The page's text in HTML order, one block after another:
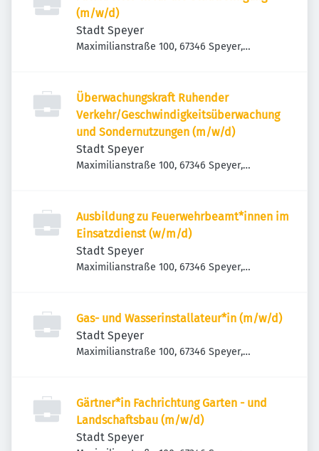
(m/w/d)
Stadt Speyer
Maximilianstraße 100, 67346 Speyer,
Überwachungskraft Ruhender
Verkehr/Geschwindigkeitsüberwachung
und Sondernutzungen (m/w/d)
Stadt Speyer
Maximilianstraße 100, 67346 Speyer,
Ausbildung zu Feuerwehrbeamt*innen im
Einsatzdienst (w/m/d)
Stadt Speyer
Maximilianstraße 100, 67346 Speyer,
Gas- und Wasserinstallateur*in (m/w/d)
Stadt Speyer
Maximilianstraße 100, 67346 Speyer,
Gärtner*in Fachrichtung Garten - und
Landschaftsbau (m/w/d)
Stadt Speyer